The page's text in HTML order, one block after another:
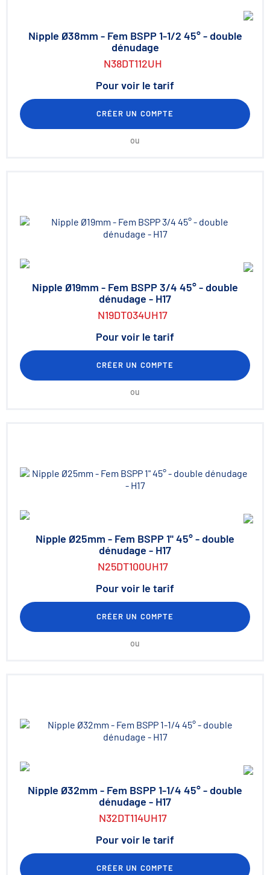
Nipple Ø38mm - Fem BSPP 1-1/2 45° - double
dénudage
N38DT112UH
Pour voir le tarif
CRÉER UN COMPTE
ou
Nipple Ø19mm - Fem BSPP 3/4 45° - double
dénudage - H17
N19DT034UH17
Pour voir le tarif
CRÉER UN COMPTE
ou
Nipple Ø25mm - Fem BSPP 1" 45° - double
dénudage - H17
N25DT100UH17
Pour voir le tarif
CRÉER UN COMPTE
ou
Nipple Ø32mm - Fem BSPP 1-1/4 45° - double
dénudage - H17
N32DT114UH17
Pour voir le tarif
CRÉER UN COMPTE